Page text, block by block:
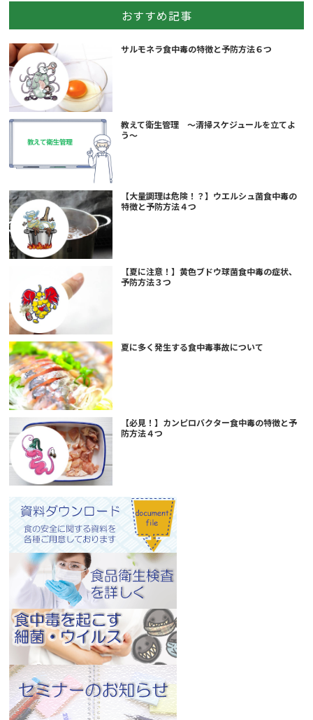
おすすめ記事
サルモネラ食中毒の特徴と予防方法６つ
教えて衛生管理 ～清掃スケジュールを立てよ
う～
【大量調理は危険！？】ウエルシュ菌食中毒の
特徴と予防方法４つ
【夏に注意！】黄色ブドウ球菌食中毒の症状、
予防方法３つ
夏に多く発生する食中毒事故について
【必見！】カンピロバクター食中毒の特徴と予
防方法４つ